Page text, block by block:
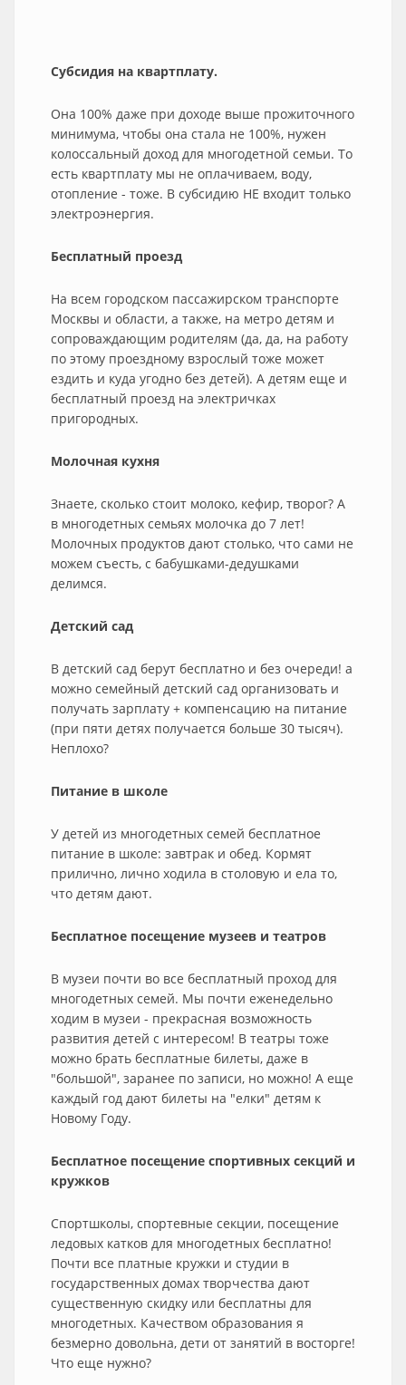
Субсидия на квартплату.
Она 100% даже при доходе выше прожиточного
минимума, чтобы она стала не 100%, нужен
колоссальный доход для многодетной семьи. То
есть квартплату мы не оплачиваем, воду,
отопление - тоже. В субсидию НЕ входит только
электроэнергия.
Бесплатный проезд
На всем городском пассажирском транспорте
Москвы и области, а также, на метро детям и
сопроваждающим родителям (да, да, на работу
по этому проездному взрослый тоже может
ездить и куда угодно без детей). А детям еще и
бесплатный проезд на электричках
пригородных.
Молочная кухня
Знаете, сколько стоит молоко, кефир, творог? А
в многодетных семьях молочка до 7 лет!
Молочных продуктов дают столько, что сами не
можем съесть, с бабушками-дедушками
делимся.
Детский сад
В детский сад берут бесплатно и без очереди! а
можно семейный детский сад организовать и
получать зарплату + компенсацию на питание
(при пяти детях получается больше 30 тысяч).
Неплохо?
Питание в школе
У детей из многодетных семей бесплатное
питание в школе: завтрак и обед. Кормят
прилично, лично ходила в столовую и ела то,
что детям дают.
Бесплатное посещение музеев и театров
В музеи почти во все бесплатный проход для
многодетных семей. Мы почти еженедельно
ходим в музеи - прекрасная возможность
развития детей с интересом! В театры тоже
можно брать бесплатные билеты, даже в
"большой", заранее по записи, но можно! А еще
каждый год дают билеты на "елки" детям к
Новому Году.
Бесплатное посещение спортивных секций и
кружков
Спортшколы, спортевные секции, посещение
ледовых катков для многодетных бесплатно!
Почти все платные кружки и студии в
государственных домах творчества дают
существенную скидку или бесплатны для
многодетных. Качеством образования я
безмерно довольна, дети от занятий в восторге!
Что еще нужно?